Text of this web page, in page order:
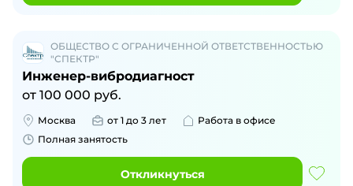
ОБЩЕСТВО С ОГРАНИЧЕННОЙ ОТВЕТСТВЕННОСТЬЮ
"СПЕКТР"
Инженер-вибродиагност
от 100 000 руб.
Москва от 1 до 3 лет
Работа в офисе
Полная занятость
Откликнуться